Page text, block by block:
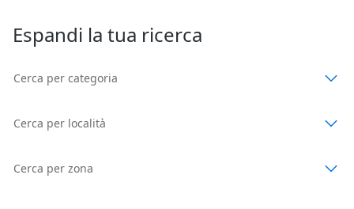
Espandi la tua ricerca
Cerca per categoria
Cerca per località
Cerca per zona